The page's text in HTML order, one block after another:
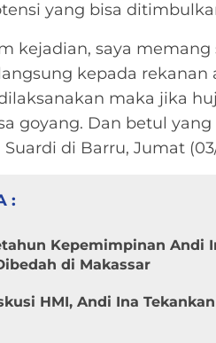
yang bisa
kejadian, saya
kepada
maka jika
goyang. Dan betul
Suardi di Barru, Jumat
:
Kepemimpinan Andi
di Makassar
HMI, Andi Ina